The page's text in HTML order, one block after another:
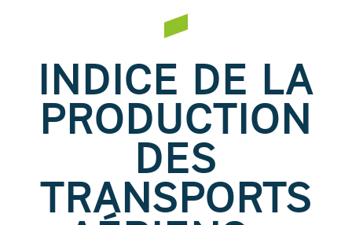
INDICE DE LA
PRODUCTION
DES
TRANSPORTS